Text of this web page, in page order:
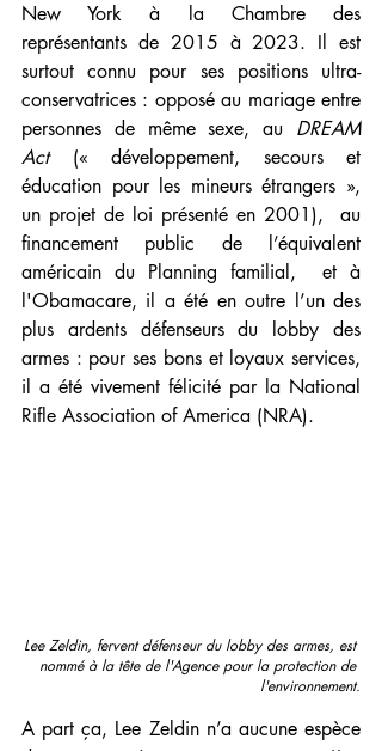
New York à la Chambre des
représentants de 2015 à 2023. Il est
surtout connu pour ses positions ultra-
conservatrices : opposé au mariage entre
personnes de même sexe, au DREAM
Act (« développement, secours et
éducation pour les mineurs étrangers »,
un projet de loi présenté en 2001),  au
financement public de l’équivalent
américain du Planning familial,  et à
l'Obamacare, il a été en outre l’un des
plus ardents défenseurs du lobby des
armes : pour ses bons et loyaux services,
il a été vivement félicité par la National
Rifle Association of America (NRA).
Lee Zeldin, fervent défenseur du lobby des armes, est
nommé à la tête de l'Agence pour la protection de
l'environnement.
A part ça, Lee Zeldin n’a aucune espèce